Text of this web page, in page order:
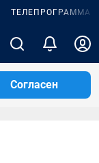
ТЕЛЕПРОГРАММА
Согласен